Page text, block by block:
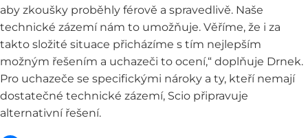
aby zkoušky proběhly férově a spravedlivě. Naše
technické zázemí nám to umožňuje. Věříme, že i za
takto složité situace přicházíme s tím nejlepším
možným řešením a uchazeči to ocení,“ doplňuje Drnek.
Pro uchazeče se specifickými nároky a ty, kteří nemají
dostatečné technické zázemí, Scio připravuje
alternativní řešení.